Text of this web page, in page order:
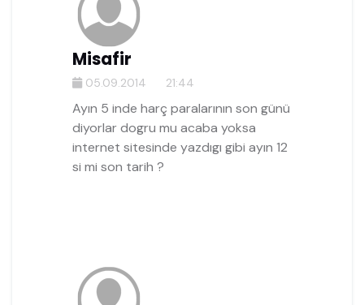
Misafir
05.09.2014 21:44
Ayın 5 inde harç paralarının son günü
diyorlar dogru mu acaba yoksa
internet sitesinde yazdıgı gibi ayın 12
si mi son tarih ?